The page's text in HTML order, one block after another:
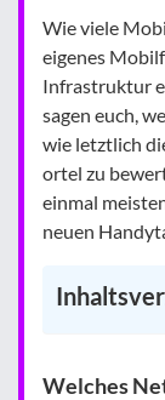
Wie viele
eigenes
Infrastruktur
sagen euch,
wie letztlich
ortel zu
einmal
neuen
Welches